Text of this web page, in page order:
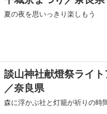
夏の夜を思いっきり楽しもう
談山神社献燈祭ライ
／奈良県
森に浮かぶ社と灯籠が祈りの時